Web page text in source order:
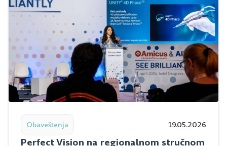
Obaveštenja 19.05.2026
Perfect Vision na regionalnom stručnom